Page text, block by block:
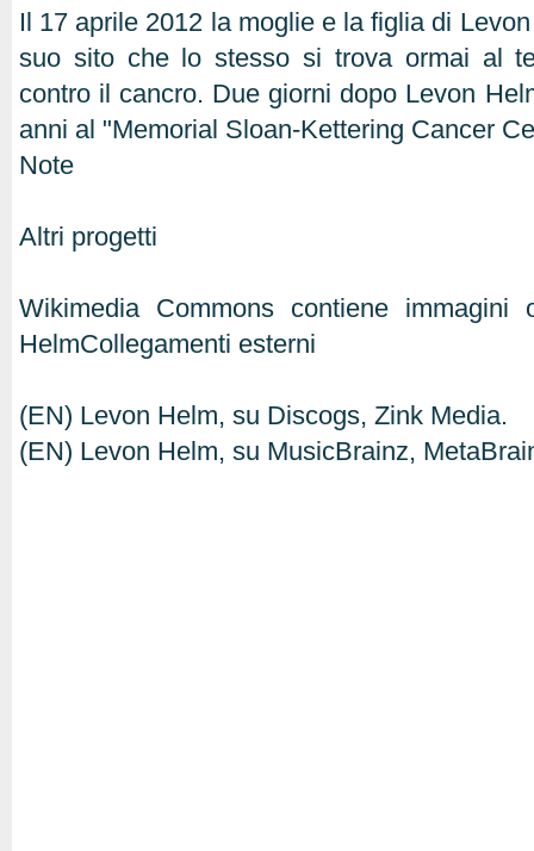
Il 17 aprile 2012 la moglie e la figlia di
suo sito che lo stesso si trova ormai al
contro il cancro. Due giorni dopo Levon
anni al "Memorial Sloan-Kettering Cancer
Note
Altri progetti
Wikimedia Commons contiene
HelmCollegamenti esterni
(EN) Levon Helm, su Discogs, Zink Media.
(EN) Levon Helm, su MusicBrainz,